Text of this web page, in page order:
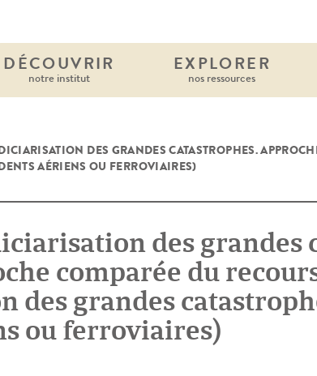
DÉCOUVRIR
notre institut
EXPLORER
nos ressources
DES GRANDES CATASTROPHES.
AÉRIENS OU FERROVIAIRES)
des grandes
comparée du
des grandes
ou ferroviaires)